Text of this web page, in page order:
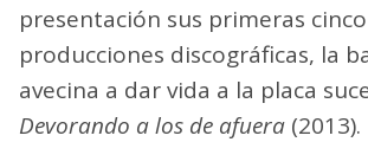
presentación sus primeras cinco
producciones discográficas, la
avecina a dar vida a la placa
Devorando a los de afuera (2013).